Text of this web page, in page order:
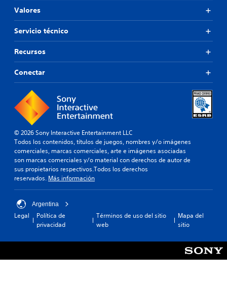
Valores
Servicio técnico
Recursos
Conectar
© 2026 Sony Interactive Entertainment LLC
Todos los contenidos, títulos de juegos, nombres y/o imágenes
comerciales, marcas comerciales, arte e imágenes asociadas
son marcas comerciales y/o material con derechos de autor de
sus propietarios respectivos.Todos los derechos
reservados. Más información
Argentina
Legal
Política de
privacidad
Términos de uso del sitio
web
Mapa del
sitio